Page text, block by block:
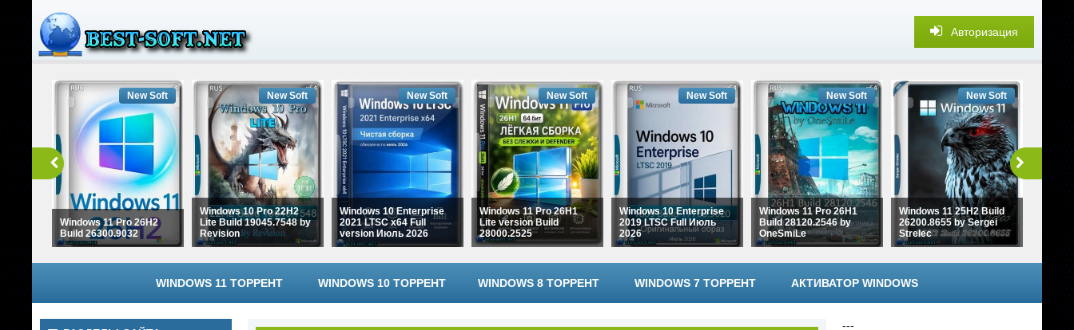
Авторизация
Windows 11 Pro 26H2
Build 26300.9032
New Soft
Windows 10 Pro 22H2
Lite Build 19045.7548 by
Revision
New Soft
Windows 10 Enterprise
2021 LTSC x64 Full
version Июль 2026
New Soft
Windows 11 Pro 26H1
Lite version Build
28000.2525
New Soft
Windows 10 Enterprise
2019 LTSC Full Июль
2026
New Soft
Windows 11 Pro 26H1
Build 28120.2546 by
OneSmiLe
New Soft
Windows 11 25H2 Build
26200.8655 by Sergei
Strelec
New Soft
WINDOWS 11 ТОРРЕНТ WINDOWS 10 ТОРРЕНТ WINDOWS 8 ТОРРЕНТ WINDOWS 7 ТОРРЕНТ АКТИВАТОР WINDOWS
---